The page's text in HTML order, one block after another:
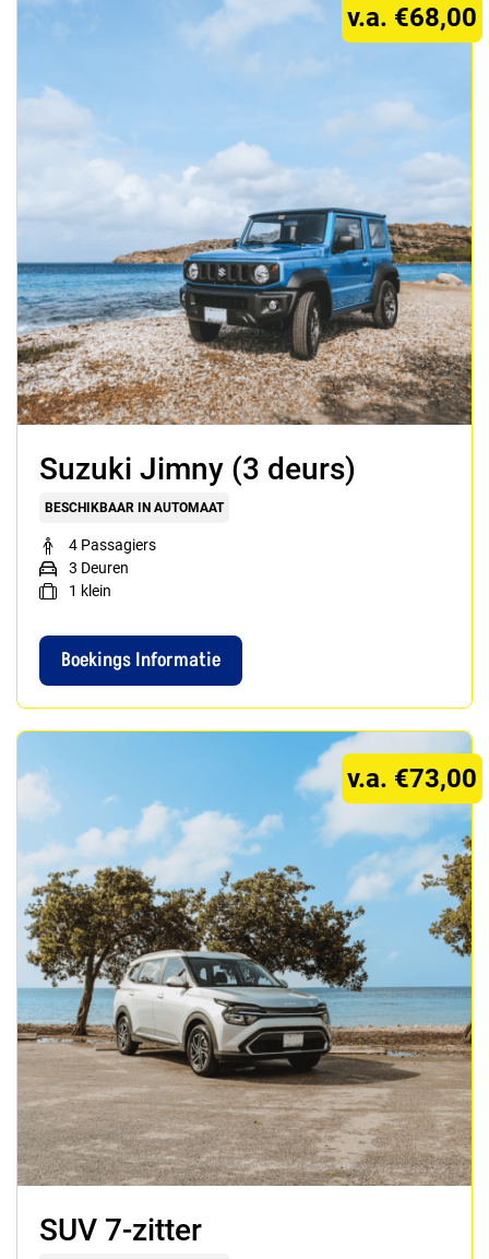
v.a. €68,00
Suzuki Jimny (3 deurs)
BESCHIKBAAR IN AUTOMAAT
4 Passagiers
3 Deuren
1 klein
Boekings Informatie
v.a. €73,00
SUV 7-zitter